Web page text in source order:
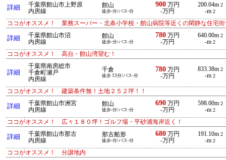
詳細
千葉県館山市上野原
内房線
館山
徒歩-分/バス-分
900万円
-万円
200.04m 2
-m 2
ココがオススメ！ 業務スーパー・北条小学校・館山病院等近くの閑静な住宅街
詳細
千葉県館山市沼
内房線
館山
徒歩-分/バス-分
780万円
-万円
640.00m 2
-m 2
ココがオススメ！ 高台・館山湾望む！
詳細
千葉県南房総市
千倉町瀬戸
内房線
千倉
徒歩 13分/バス-分
780万円
-万円
833.38m 2
-m 2
ココがオススメ！ 建築条件無！土地２５２坪！！
詳細
千葉県館山市洲宮
内房線
館山
徒歩-分/バス-分
690万円
-万円
598.00m 2
-m 2
ココがオススメ！ 広々１８０坪！ゴルフ場・平砂浦海岸近く！
詳細
千葉県館山市那古
内房線
那古船形
徒歩-分/バス-分
680万円
-万円
191.10m 2
-m 2
ココがオススメ！ 分譲地内